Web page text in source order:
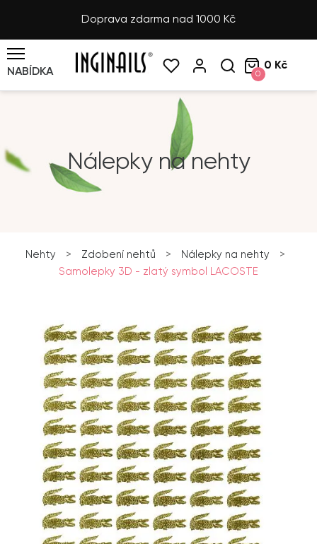
Doprava zdarma nad 1000 Kč
NABÍDKA 0
0 Kč
Nálepky na nehty
Nehty > Zdobení nehtů > Nálepky na nehty
>
Samolepky 3D - zlatý symbol LACOSTE